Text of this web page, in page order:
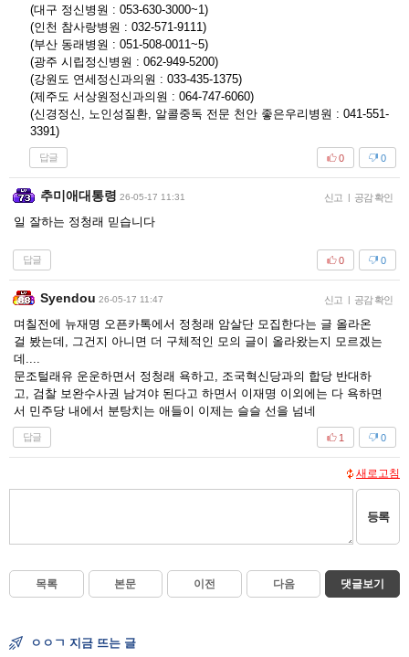
(대구 정신병원 : 053-630-3000~1)
(인천 참사랑병원 : 032-571-9111)
(부산 동래병원 : 051-508-0011~5)
(광주 시립정신병원 : 062-949-5200)
(강원도 연세정신과의원 : 033-435-1375)
(제주도 서상원정신과의원 : 064-747-6060)
(신경정신, 노인성질환, 알콜중독 전문 천안 좋은우리병원 : 041-551-
3391)
답글 0
0
추미애대통령 26-05-17 11:31 신고 | 공감 확인
일 잘하는 정청래 믿습니다
답글 0
0
Syendou 26-05-17 11:47 신고 | 공감 확인
며칠전에 뉴재명 오픈카톡에서 정청래 암살단 모집한다는 글 올라온
걸 봤는데, 그건지 아니면 더 구체적인 모의 글이 올라왔는지 모르겠는
데....
문조털래유 운운하면서 정청래 욕하고, 조국혁신당과의 합당 반대하
고, 검찰 보완수사권 남겨야 된다고 하면서 이재명 이외에는 다 욕하면
서 민주당 내에서 분탕치는 애들이 이제는 슬슬 선을 넘네
답글 0
1
새로고침
등록
목록 본문 이전 다음 댓글보기
ㅇㅇㄱ 지금 뜨는 글